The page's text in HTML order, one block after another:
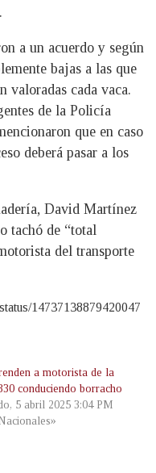
a un acuerdo y según
bajas a las que
valoradas cada vaca.
de la Policía
que en caso
deberá pasar a los
David Martínez
tachó de “total
del transporte
14737138879420047
a motorista de la
conduciendo borracho
5 abril 2025 3:04 PM